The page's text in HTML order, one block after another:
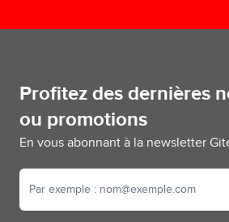
Profitez des dernières
ou promotions
En vous abonnant à la newsletter